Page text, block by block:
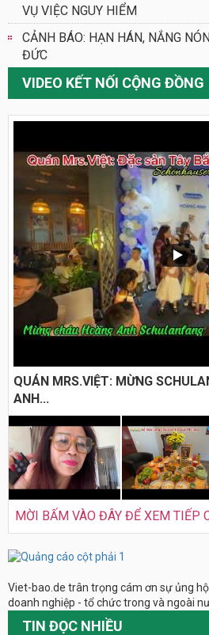
VỤ VIỆC NGUY HIỂM
CẢNH BÁO: HẠN HÁN, NẮNG
ĐỨC
VIDEO KẾT NỐI CỘNG ĐỒNG
QUÁN MRS.VIỆT: MỪNG
ANH...
MỜI BẤM VÀO ĐÂY ĐỂ XEM TIẾP
Viet-bao.de trân trọng cám ơn sự ủng
doanh nghiệp - tổ chức trong và ngoài
TIN ĐỌC NHIỀU